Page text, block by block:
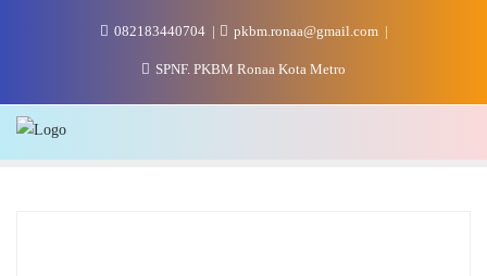
082183440704 pkbm.ronaa@gmail.com
SPNF. PKBM Ronaa Kota Metro